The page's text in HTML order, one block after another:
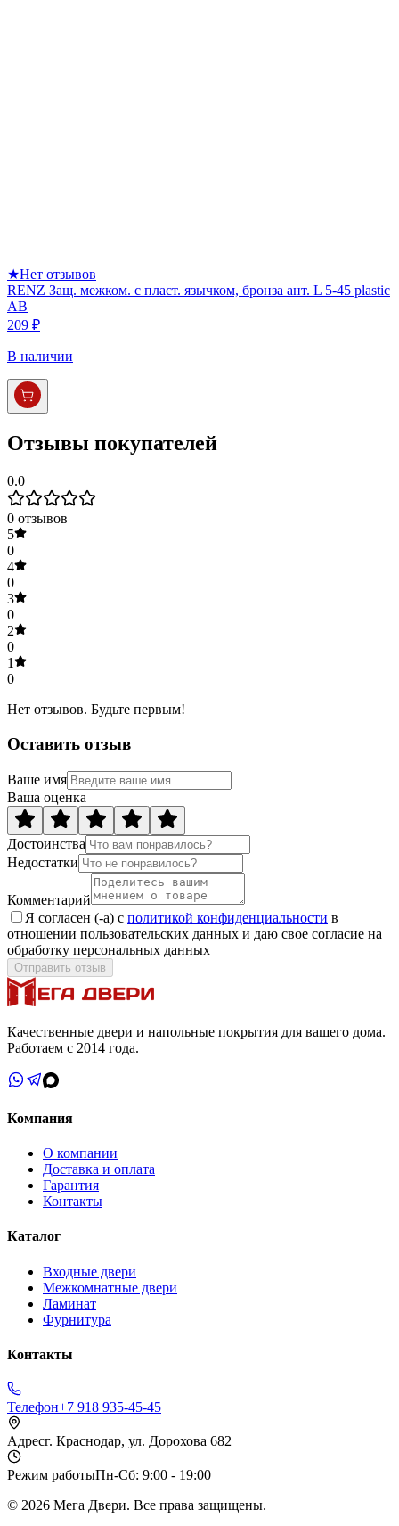
★Нет отзывов
RENZ Защ. межком. с пласт. язычком, бронза ант. L 5-45 plastic
AB
209 ₽
В наличии
Отзывы покупателей
0.0
0 отзывов
5
0
4
0
3
0
2
0
1
0
Нет отзывов. Будьте первым!
Оставить отзыв
Ваше имя
Ваша оценка
Достоинства
Недостатки
Комментарий
Я согласен (-а) с политикой конфиденциальности в
отношении пользовательских данных и даю свое согласие на
обработку персональных данных
Отправить отзыв
Качественные двери и напольные покрытия для вашего дома.
Работаем с 2014 года.
Компания
О компании
Доставка и оплата
Гарантия
Контакты
Каталог
Входные двери
Межкомнатные двери
Ламинат
Фурнитура
Контакты
Телефон+7 918 935-45-45
Адресг. Краснодар, ул. Дорохова 682
Режим работыПн-Сб: 9:00 - 19:00
© 2026 Мега Двери. Все права защищены.